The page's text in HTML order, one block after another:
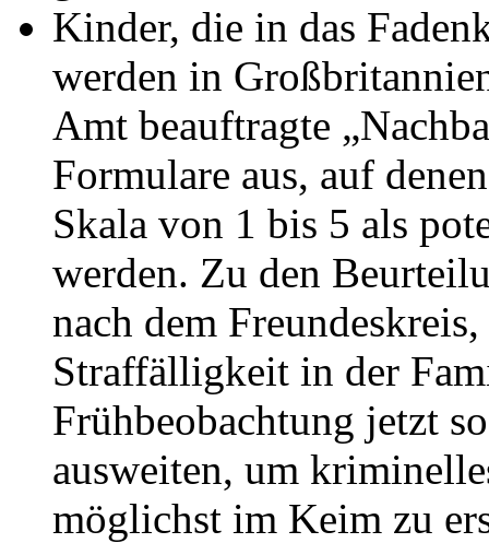
Kinder, die in das
werden in
Amt beauftragte
Formulare aus, auf
Skala von 1 bis 5 als
werden. Zu den
nach dem
Straffälligkeit in der
Frühbeobachtung jetzt
ausweiten, um
möglichst im Keim zu